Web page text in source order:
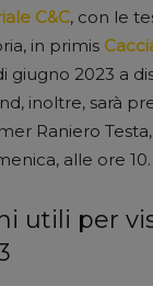
C&C, con le
in primis
giugno 2023 a
inoltre, sarà
Raniero
alle ore 10.
utili per